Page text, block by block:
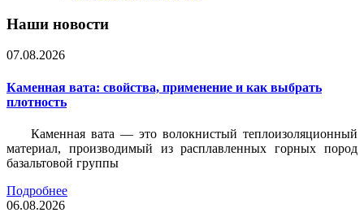
Наши новости
07.08.2026
Каменная вата: свойства, применение и как выбрать
плотность
Каменная вата — это волокнистый теплоизоляционный
материал, производимый из расплавленных горных пород
базальтовой группы
Подробнее
06.08.2026